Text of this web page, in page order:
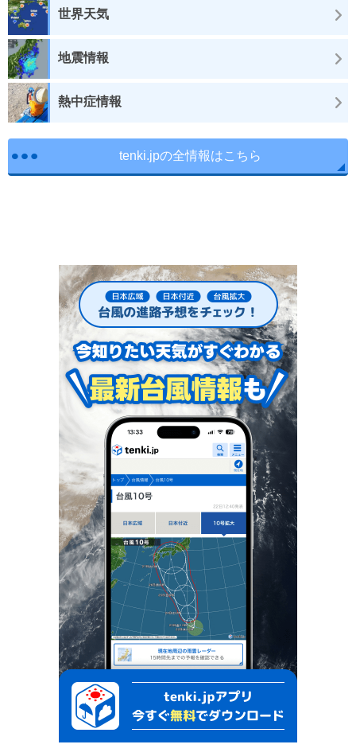
世界天気
地震情報
熱中症情報
tenki.jpの全情報はこちら